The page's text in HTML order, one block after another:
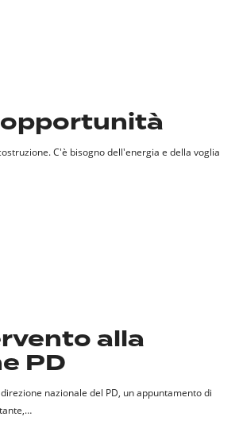
C'è bisogno dell'energia e della voglia
alla
PD
nazionale del PD, un appuntamento di